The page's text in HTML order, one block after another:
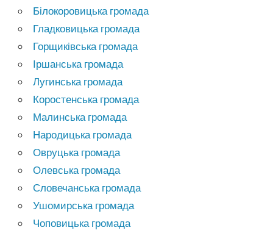
Білокоровицька громада
Гладковицька громада
Горщиківська громада
Іршанська громада
Лугинська громада
Коростенська громада
Малинська громада
Народицька громада
Овруцька громада
Олевська громада
Словечанська громада
Ушомирська громада
Чоповицька громада